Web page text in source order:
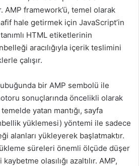
AMP framework’ü, temel olarak
hale getirmek için JavaScript’in
HTML etiketlerinin
aracılığıyla içerik teslimini
çalışır.
bir AMP sembolü ile
sonuçlarında öncelikli olarak
yatan mantığı, sayfa
yüklemesi) yöntemi ile sadece
alanları yükleyerek başlatmaktır.
süreleri önemli ölçüde düşer
olasılığı azaltılır. AMP,